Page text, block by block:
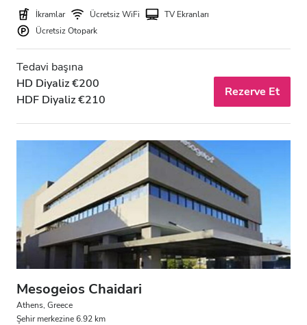
İkramlar Ücretsiz WiFi
TV Ekranları
Ücretsiz Otopark
Tedavi başına
HD Diyaliz €200
HDF Diyaliz €210
Rezerve Et
Mesogeios Chaidari
Athens, Greece
Şehir merkezine 6.92 km